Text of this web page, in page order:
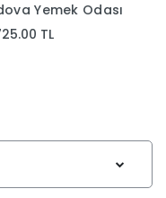
Yemek Odası
TL